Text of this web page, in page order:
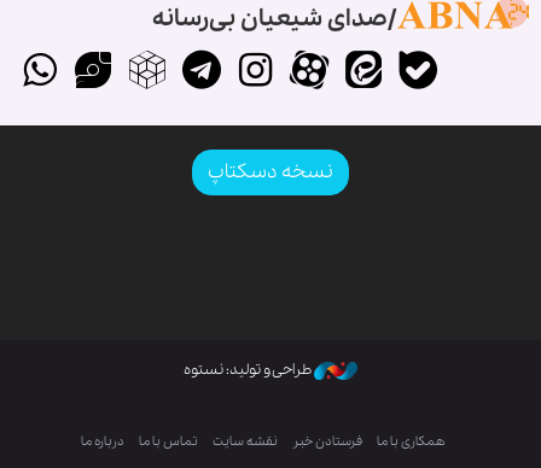
صدای شیعیان بی‌رسانه
نسخه دسکتاپ
طراحی و تولید: نستوه
همکاری با ما فرستادن خبر نقشه سایت تماس با ما درباره ما